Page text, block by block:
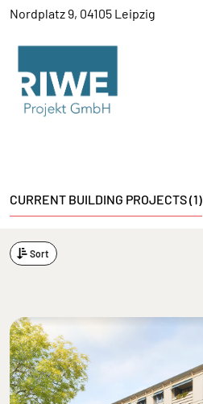
Nordplatz 9, 04105 Leipzig
CURRENT BUILDING PROJECTS (1)
Sort